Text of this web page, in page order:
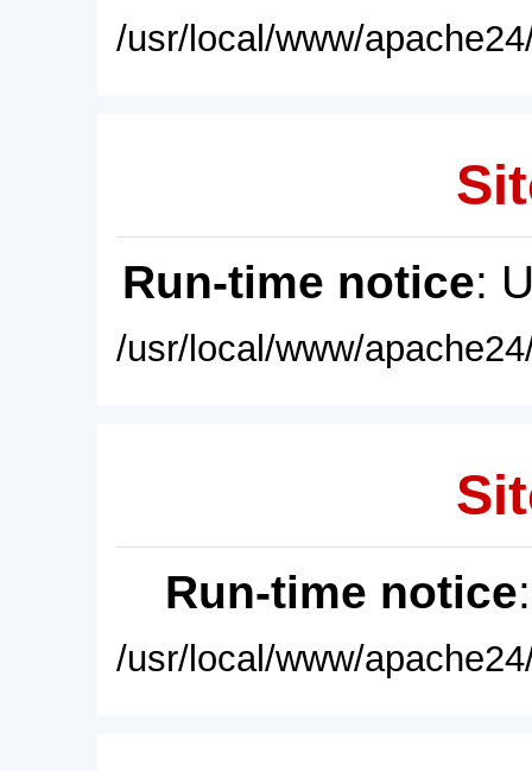
/usr/local/www/
Run-time notice:
/usr/local/www/
Run-time notice
/usr/local/www/